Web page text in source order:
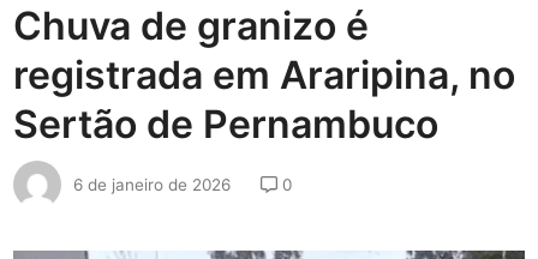
Chuva de granizo é
registrada em Araripina, no
Sertão de Pernambuco
6 de janeiro de 2026 0